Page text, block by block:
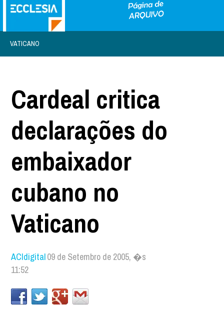
VATICANO
Cardeal critica
declarações do
embaixador
cubano no
Vaticano
ACIdigital09 de Setembro de 2005, �s
11:52